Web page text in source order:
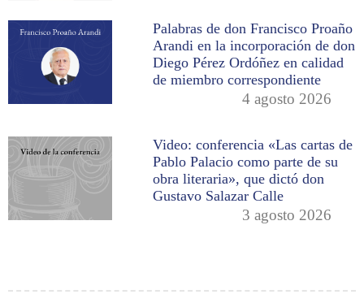
Palabras de don Francisco Proaño
Arandi en la incorporación de don
Diego Pérez Ordóñez en calidad
de miembro correspondiente
4 agosto 2026
Video: conferencia «Las cartas de
Pablo Palacio como parte de su
obra literaria», que dictó don
Gustavo Salazar Calle
3 agosto 2026